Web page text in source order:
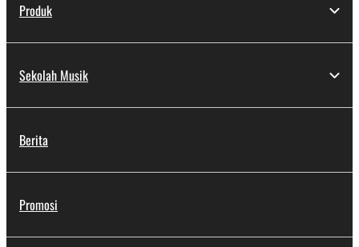
Produk
Sekolah Musik
Berita
Promosi